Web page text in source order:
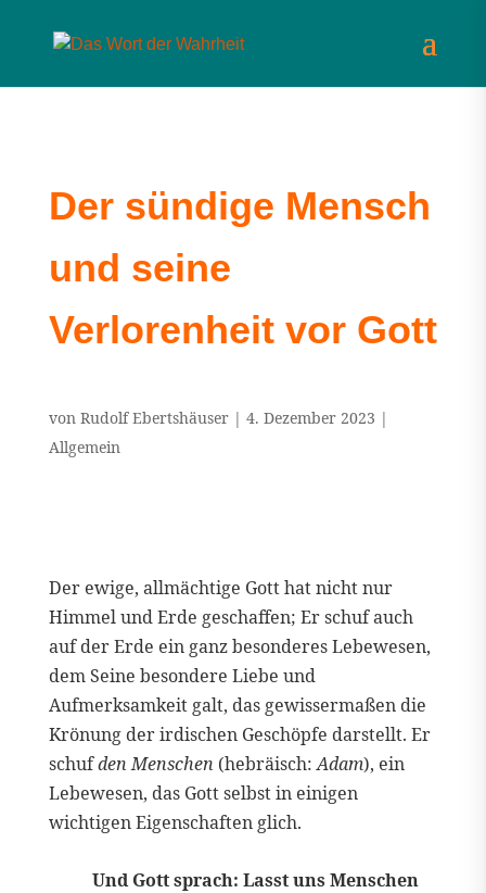
Der sündige Mensch
und seine
Verlorenheit vor Gott
von Rudolf Ebertshäuser| 4. Dezember 2023 |
Allgemein
Der ewige, allmächtige Gott hat nicht nur
Himmel und Erde geschaffen; Er schuf auch
auf der Erde ein ganz besonderes Lebewesen,
dem Seine besondere Liebe und
Aufmerksamkeit galt, das gewissermaßen die
Krönung der irdischen Geschöpfe darstellt. Er
schufden Menschen (hebräisch:Adam), ein
Lebewesen, das Gott selbst in einigen
wichtigen Eigenschaften glich.
Und Gott sprach: Lasst uns Menschen